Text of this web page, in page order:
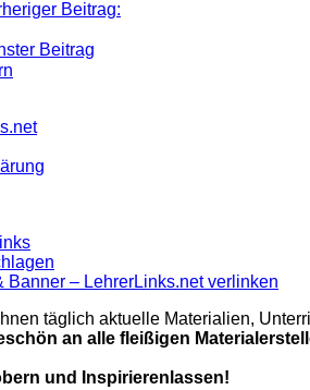
Beitrag:
Beitrag
Banner – LehrerLinks.net verlinken
täglich aktuelle Materialien,
an alle fleißigen
und Inspirierenlassen!